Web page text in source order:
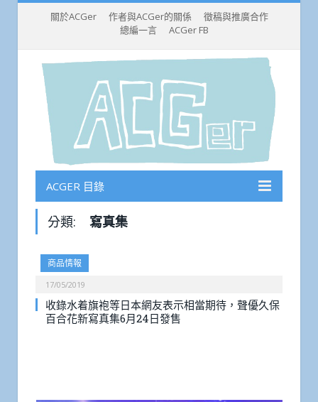
關於ACGer 作者與ACGer的關係
徵稿與推廣合作
總編一言
ACGer FB
ACGER 目錄
分類: 寫真集
商品情報
17/05/2019
收錄水着旗袍等日本網友表示相當期待，聲優久保
百合花新寫真集6月24日發售